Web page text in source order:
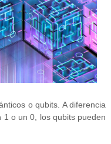
o qubits. A diferencia
o un 0, los qubits pueden